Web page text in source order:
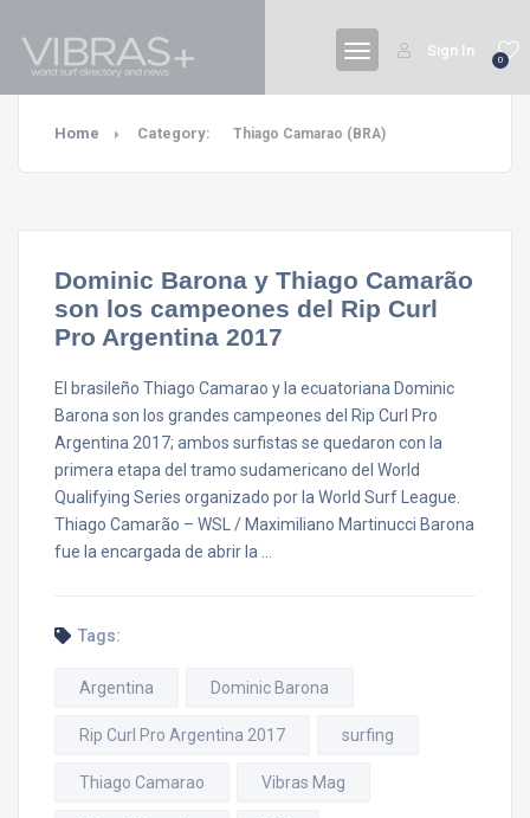
0
Sign In
Home Category: Thiago Camarao (BRA)
Dominic Barona y Thiago Camarão
son los campeones del Rip Curl
Pro Argentina 2017
El brasileño Thiago Camarao y la ecuatoriana Dominic
Barona son los grandes campeones del Rip Curl Pro
Argentina 2017; ambos surfistas se quedaron con la
primera etapa del tramo sudamericano del World
Qualifying Series organizado por la World Surf League.
Thiago Camarão – WSL / Maximiliano Martinucci Barona
fue la encargada de abrir la …
Tags:
Argentina Dominic Barona
Rip Curl Pro Argentina 2017 surfing
Thiago Camarao Vibras Mag